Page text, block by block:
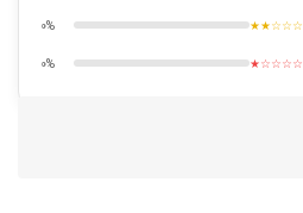
★★☆☆☆
0%
★☆☆☆☆
0%